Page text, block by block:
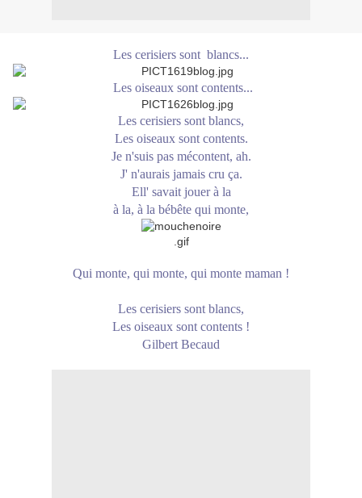
Les cerisiers sont blancs...
Les oiseaux sont contents...
Les cerisiers sont blancs,
Les oiseaux sont contents.
Je n'suis pas mécontent, ah.
J' n'aurais jamais cru ça.
Ell' savait jouer à la
à la, à la bébête qui monte,
Qui monte, qui monte, qui monte maman !
Les cerisiers sont blancs,
Les oiseaux sont contents !
Gilbert Becaud